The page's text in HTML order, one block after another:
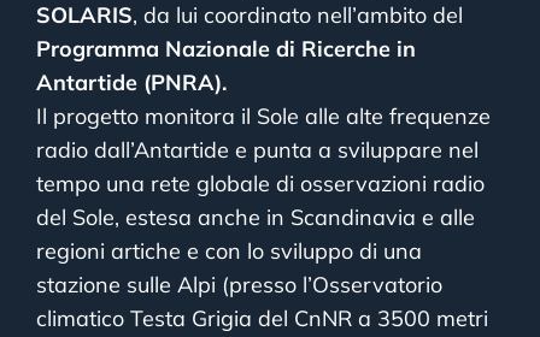
SOLARIS, da lui coordinato nell’ambito del
Programma Nazionale di Ricerche in
Antartide (PNRA).
Il progetto monitora il Sole alle alte frequenze
radio dall’Antartide e punta a sviluppare nel
tempo una rete globale di osservazioni radio
del Sole, estesa anche in Scandinavia e alle
regioni artiche e con lo sviluppo di una
stazione sulle Alpi (presso l’Osservatorio
climatico Testa Grigia del CnNR a 3500 metri